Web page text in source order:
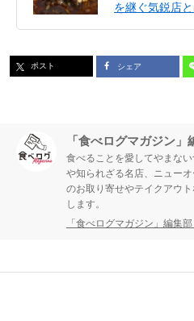
を継ぐ気鋭店と
ポスト シェア
「食べログマガジン」
食べることを愛してやまな
や知られざる名店、ニュー
のお取り寄せやテイクアウ
します。
「食べログマガジン」編集